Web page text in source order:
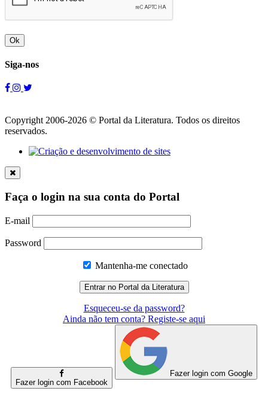
Ok
Siga-nos
Copyright 2006-2026 © Portal da Literatura. Todos os direitos
reservados.
Faça o login na sua conta do Portal
E-mail
Password
Mantenha-me conectado
Esqueceu-se da password?
Ainda não tem conta? Registe-se aqui
Fazer login com Facebook
Fazer login com Google